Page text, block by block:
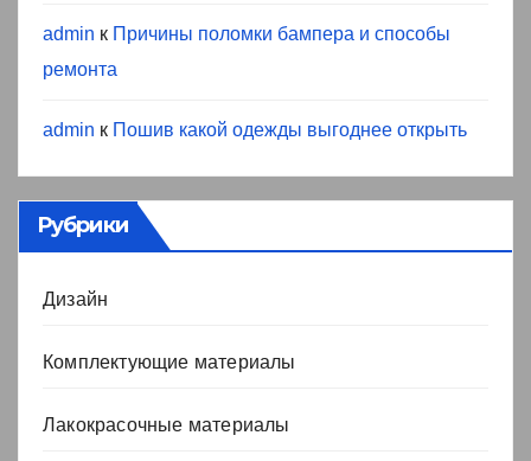
admin к Причины поломки бампера и способы
ремонта
admin к Пошив какой одежды выгоднее открыть
Рубрики
Дизайн
Комплектующие материалы
Лакокрасочные материалы